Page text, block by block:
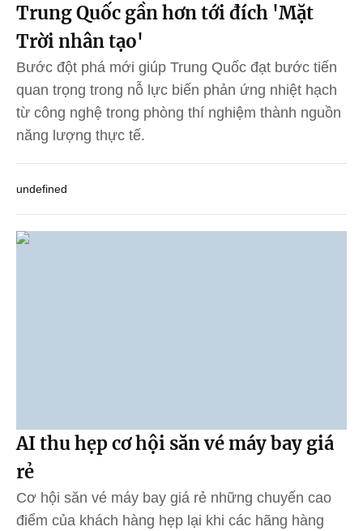
Trung Quốc gần hơn tới đích 'Mặt
Trời nhân tạo'
Bước đột phá mới giúp Trung Quốc đạt bước tiến
quan trọng trong nỗ lực biến phản ứng nhiệt hạch
từ công nghệ trong phòng thí nghiệm thành nguồn
năng lượng thực tế.
undefined
AI thu hẹp cơ hội săn vé máy bay giá
rẻ
Cơ hội săn vé máy bay giá rẻ những chuyến cao
điểm của khách hàng hẹp lại khi các hãng hàng